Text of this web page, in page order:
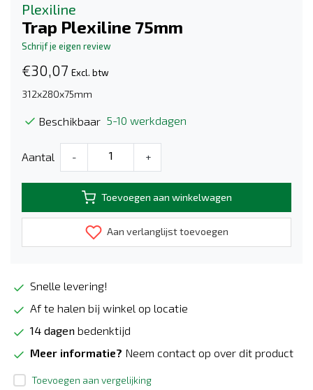
Plexiline
Trap Plexiline 75mm
Schrijf je eigen review
€30,07 Excl. btw
312x280x75mm
Beschikbaar 5-10 werkdagen
Aantal - +
Toevoegen aan winkelwagen
Aan verlanglijst toevoegen
Snelle levering!
Af te halen bij winkel op locatie
14 dagen bedenktijd
Meer informatie? Neem contact op over dit product
Toevoegen aan vergelijking